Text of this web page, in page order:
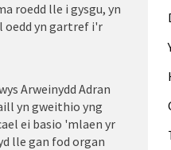
roedd lle i gysgu, yn
oedd yn gartref i'r
Arweinydd Adran
yn gweithio yng
ei basio 'mlaen yr
lle gan fod organ